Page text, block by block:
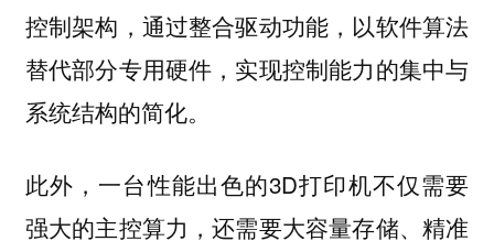
控制架构，通过整合驱动功能，以软件算法
替代部分专用硬件，实现控制能力的集中与
系统结构的简化。
此外，一台性能出色的3D打印机不仅需要
强大的主控算力，还需要大容量存储、精准